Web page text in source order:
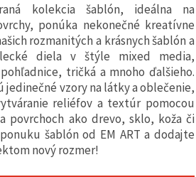
kolekcia šablón, ideálna na
ponúka nekonečné kreatívne
rozmanitých a krásnych šablón a
diela v štýle mixed media,
tričká a mnoho ďalšieho.
jedinečné vzory na látky a oblečenie,
reliéfov a textúr pomocou
povrchoch ako drevo, sklo, koža či
šablón od EM ART a dodajte
nový rozmer!